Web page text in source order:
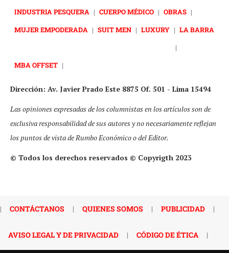
INDUSTRIA PESQUERA | CUERPO MÉDICO | OBRAS |
MUJER EMPODERADA | SUIT MEN | LUXURY | LA BARRA
|
MBA OFFSET |
Dirección: Av. Javier Prado Este 8875 Of. 501 - Lima 15494
Las opiniones expresadas de los columnistas en los artículos son de
exclusiva responsabilidad de sus autores y no necesariamente reflejan
los puntos de vista de Rumbo Económico o del Editor.
© Todos los derechos reservados © Copyrigth 2023
| CONTÁCTANOS | QUIENES SOMOS | PUBLICIDAD |
AVISO LEGAL Y DE PRIVACIDAD | CÓDIGO DE ÉTICA |